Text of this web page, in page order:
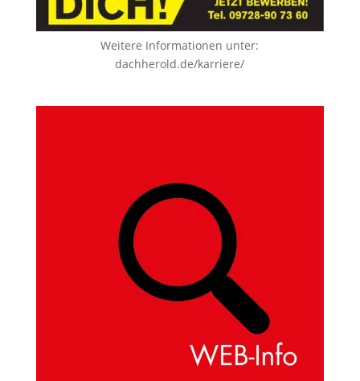
Weitere Informationen unter:
dachherold.de/karriere/